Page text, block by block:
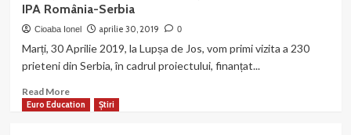
–
postalcard”
IPA România-Serbia
Cioaba Ionel aprilie 30, 2019 0
Marți, 30 Aprilie 2019, la Lupșa de Jos, vom primi vizita a 230
prieteni din Serbia, în cadrul proiectului, finanțat...
Read MoreRead
more
Euro Education Știri